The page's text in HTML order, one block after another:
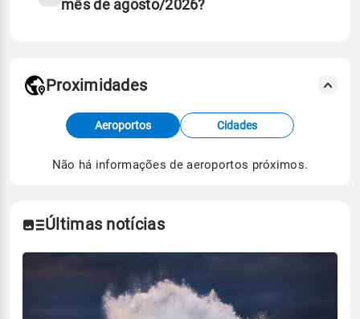
mês de agosto/2026?
Fonte: dados combinados de estações
meteorológicas e satélite do Centro de Previsão
de Tempo e Estudos Climáticos (CPTEC).
Proximidades
Aeroportos Cidades
Não há informações de aeroportos próximos.
Últimas notícias